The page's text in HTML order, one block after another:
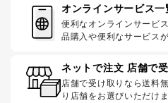
オンラインサービス一
便利なオンラインサービ
品購入や便利なサービス
ネットで注文 店舗で
店舗で受け取りなら送料
り店舗をお選びいただけま